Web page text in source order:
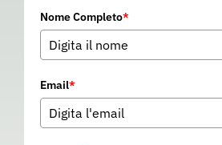
Nome Completo*
Email*